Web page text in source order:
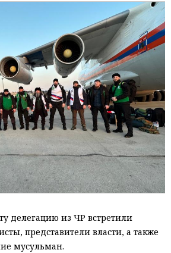
делегацию из ЧР встретили
представители власти, а также
мусульман.